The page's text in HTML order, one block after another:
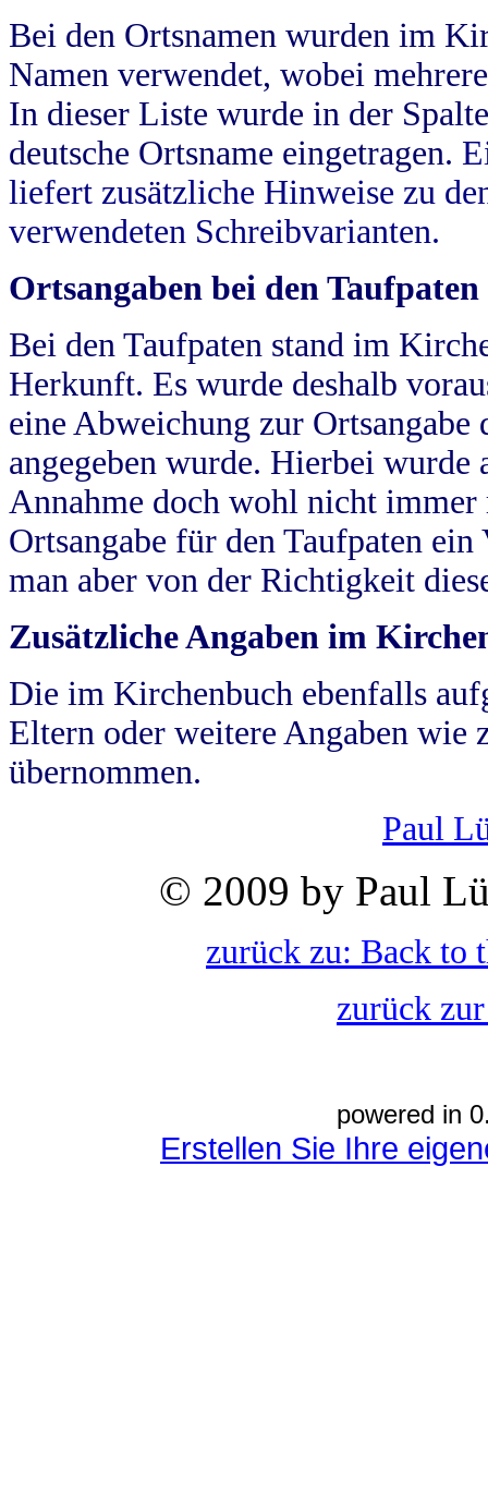
Bei den Ortsnamen wurden im
Namen verwendet, wobei
In dieser Liste wurde in der
deutsche Ortsname eingetragen.
liefert zusätzliche Hinweise zu
verwendeten Schreibvarianten.
Ortsangaben bei den Taufpaten
Bei den Taufpaten stand im
Herkunft. Es wurde deshalb
eine Abweichung zur
angegeben wurde. Hierbei wurde
Annahme doch wohl nicht
Ortsangabe für den Taufpaten
man aber von der Richtigkeit
Zusätzliche Angaben im
Die im Kirchenbuch ebenfalls
Eltern oder weitere Angaben wie
übernommen.
Paul
© 2009 by Paul
zurück zu: Back to
zurück
powered in
Erstellen Sie Ihre